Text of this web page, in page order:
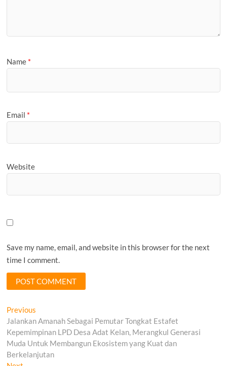
Name *
Email *
Website
Save my name, email, and website in this browser for the next
time I comment.
Post
navigation
Previous
post:
Jalankan Amanah Sebagai Pemutar Tongkat Estafet
Kepemimpinan LPD Desa Adat Kelan, Merangkul Generasi
Muda Untuk Membangun Ekosistem yang Kuat dan
Berkelanjutan